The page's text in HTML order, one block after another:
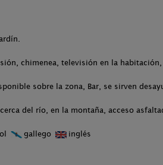
chimenea, televisión en la
sobre la zona, Bar, se sirven
del río, en la montaña, acceso
gallego inglés